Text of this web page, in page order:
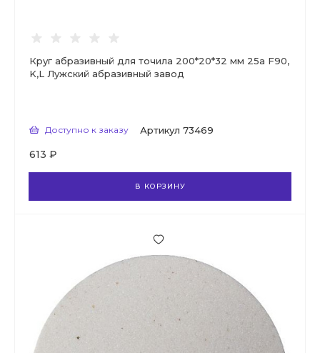
Круг абразивный для точила 200*20*32 мм 25а F90,
K,L Лужский абразивный завод
Доступно к заказу Артикул 73469
613 ₽
В КОРЗИНУ